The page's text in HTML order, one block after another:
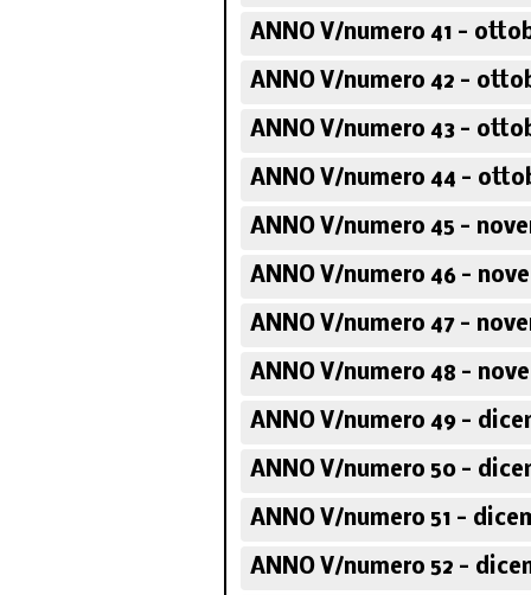
ANNO V/numero 41 -
ANNO V/numero 42 -
ANNO V/numero 43 -
ANNO V/numero 44 -
ANNO V/numero 45 -
ANNO V/numero 46 -
ANNO V/numero 47 -
ANNO V/numero 48 -
ANNO V/numero 49 -
ANNO V/numero 50 -
ANNO V/numero 51 -
ANNO V/numero 52 -